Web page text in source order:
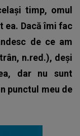
timp, omul
ea. Dacă îmi fac
de ce am
n.red.), deși
dar nu sunt
punctul meu de